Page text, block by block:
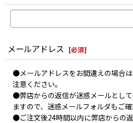
メールアドレス [必須]
●メールアドレスをお間違えの場合
注意ください。
●弊店からの返信が迷惑メールとし
ますので、迷惑メールフォルダもご確
●ご注文後24時間以内に弊店からの